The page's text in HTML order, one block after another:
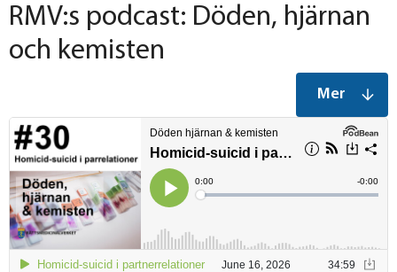
RMV:s podcast: Döden, hjärnan
och kemisten
Mer